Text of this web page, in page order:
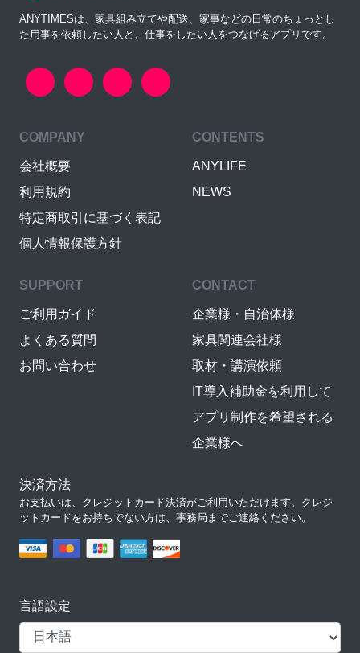
ANYTIMESは、家具組み立てや配送、家事などの日常のちょっとし
た用事を依頼したい人と、仕事をしたい人をつなげるアプリです。
COMPANY
会社概要
利用規約
特定商取引に基づく表記
個人情報保護方針
CONTENTS
ANYLIFE
NEWS
SUPPORT
ご利用ガイド
よくある質問
お問い合わせ
CONTACT
企業様・自治体様
家具関連会社様
取材・講演依頼
IT導入補助金を利用して
アプリ制作を希望される
企業様へ
決済方法
お支払いは、クレジットカード決済がご利用いただけます。クレジ
ットカードをお持ちでない方は、事務局までご連絡ください。
言語設定